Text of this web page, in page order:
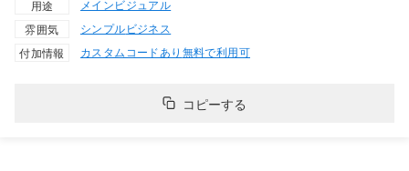
用途
メインビジュアル
雰囲気
シンプルビジネス
付加情報
カスタムコードあり 無料で利用可
コピーする